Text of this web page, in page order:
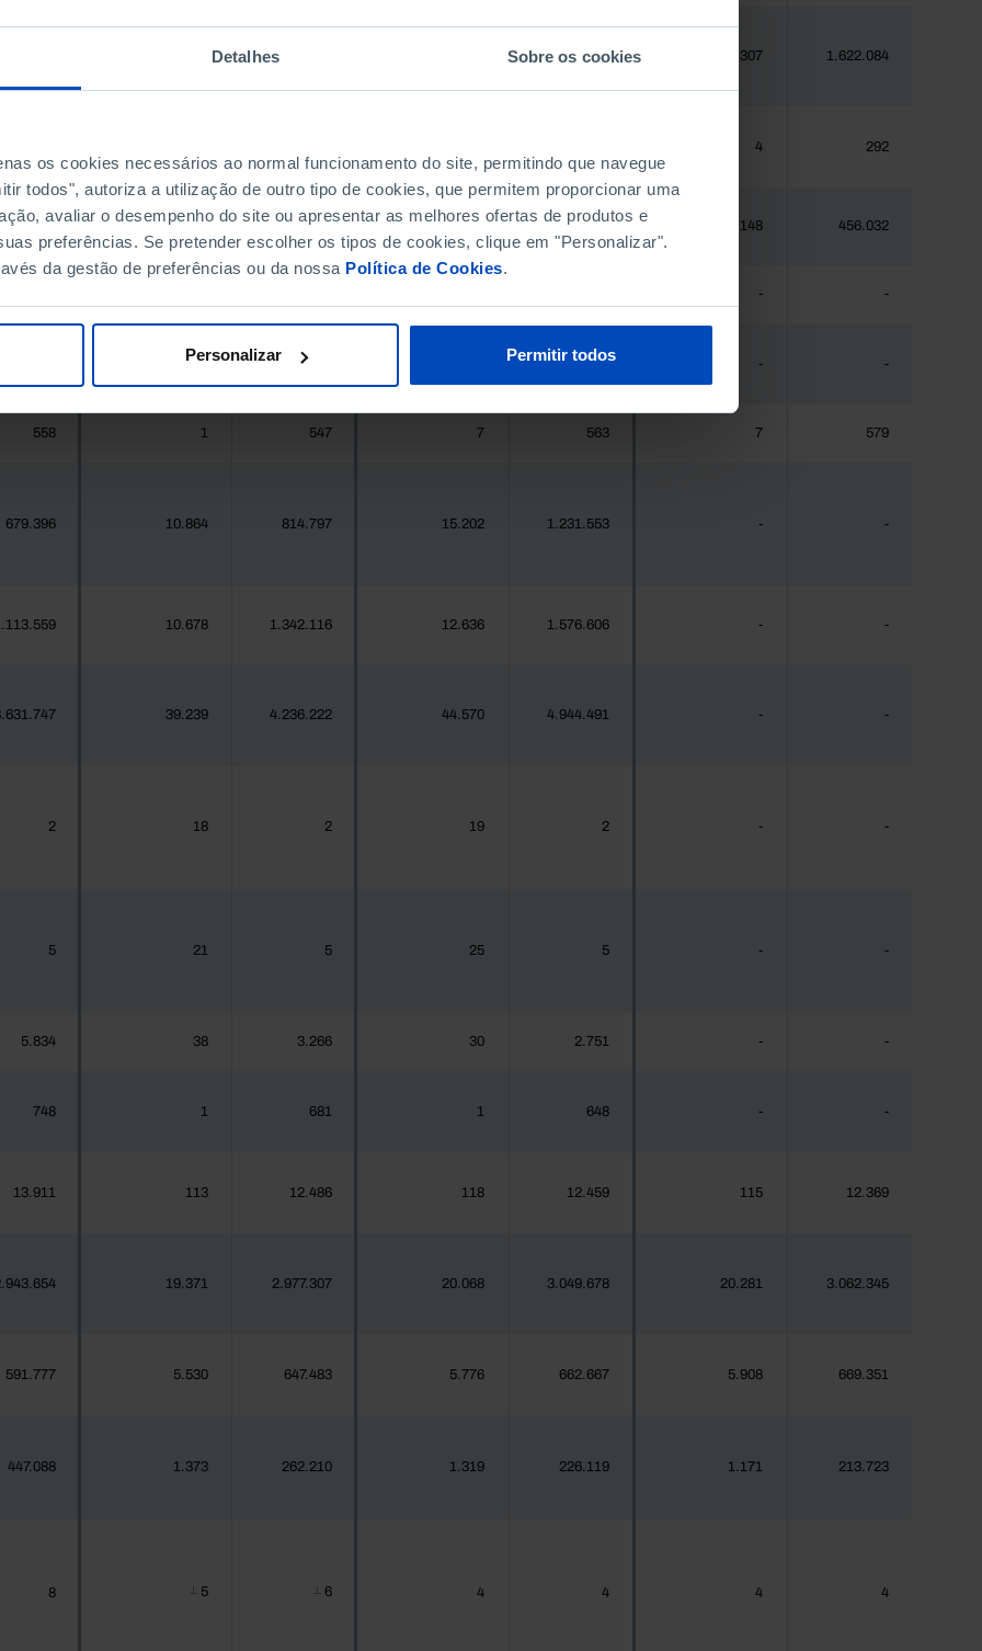
Detalhes Sobre os cookies
os cookies necessários ao normal funcionamento do site, permitindo que navegue
todos", autoriza a utilização de outro tipo de cookies, que permitem proporcionar uma
avaliar o desempenho do site ou apresentar as melhores ofertas de produtos e
preferências. Se pretender escolher os tipos de cookies, clique em "Personalizar".
da gestão de preferências ou da nossa Política de Cookies.
Personalizar Permitir todos
1.575.679 1.620.555 15.307 1.622.084
4 292
396.268 13.998 411.995 15.027 448.235 15.148 456.032
- -
391 24.469 44.941 - -
558 1 547 7 563 7 579
679.396 10.864 814.797 15.202 1.231.553 - -
10.678 1.342.116 12.636 1.576.606 - -
39.239 4.236.222 44.570 4.944.491 - -
2 18 2 19 2 - -
5 21 5 25 5 - -
5.834 38 3.266 30 2.751 - -
748 1 681 1 648 - -
13.911 113 12.486 118 12.459 115 12.369
19.371 2.977.307 20.068 3.049.678 20.281 3.062.345
591.777 5.530 647.483 5.776 662.667 5.908 669.351
447.088 1.373 262.210 1.319 226.119 1.171 213.723
8 5 6 4 4 4 4